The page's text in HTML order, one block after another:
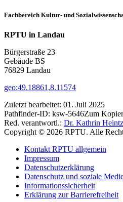
Fachbereich Kultur- und
RPTU in Landau
Bürgerstraße 23
Gebäude BS
76829 Landau
geo:49.18861,8.11574
Zuletzt bearbeitet: 01. Juli 2025
Pathfinder-ID: ksw-5646Zum
Red. verantwortl.: Dr. Kathrin Heintz
Copyright © 2026 RPTU. Alle
Kontakt RPTU allgemein
Impressum
Datenschutzerklärung
Datenschutz und soziale
Informationssicherheit
Erklärung zur Barrierefreiheit